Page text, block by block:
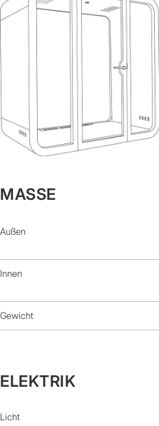
MASSE
Außen
Innen
Gewicht
ELEKTRIK
Licht